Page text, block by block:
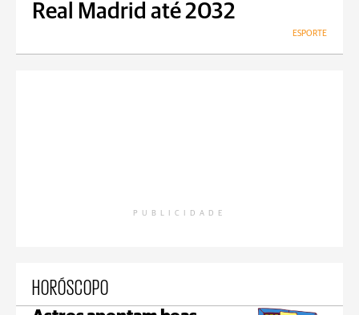
Real Madrid até 2032
ESPORTE
PUBLICIDADE
HORÓSCOPO